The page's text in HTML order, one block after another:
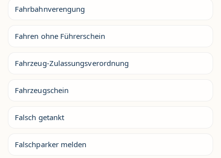
Fahrbahnverengung
Fahren ohne Führerschein
Fahrzeug-Zulassungsverordnung
Fahrzeugschein
Falsch getankt
Falschparker melden